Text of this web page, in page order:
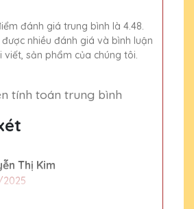
đánh giá trung bình là 4.48.
nhiều đánh giá và bình luận
viết, sản phẩm của chúng tôi.
tính toán trung bình
Thị Kim
2025